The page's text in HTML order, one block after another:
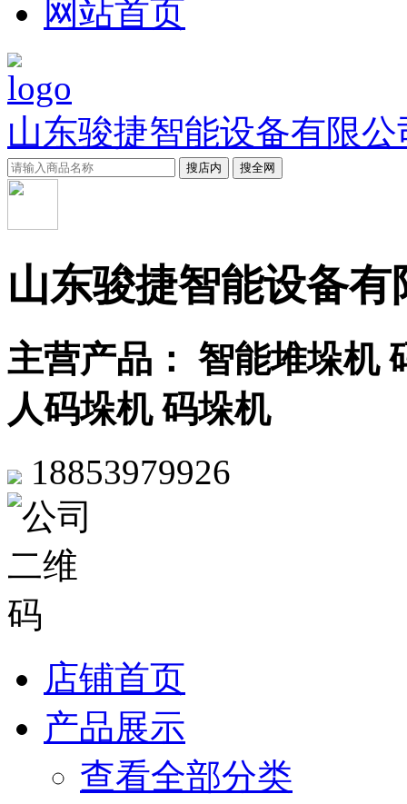
网站首页
山东骏捷智能设备有限公
搜店内 搜全网
山东骏捷智能设备有
主营产品： 智能堆垛机
人码垛机 码垛机
18853979926
店铺首页
产品展示
查看全部分类